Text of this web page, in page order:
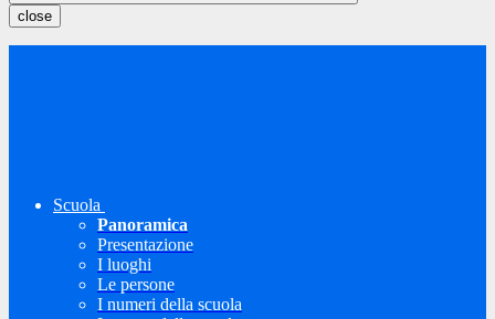
close
Scuola
Panoramica
Presentazione
I luoghi
Le persone
I numeri della scuola